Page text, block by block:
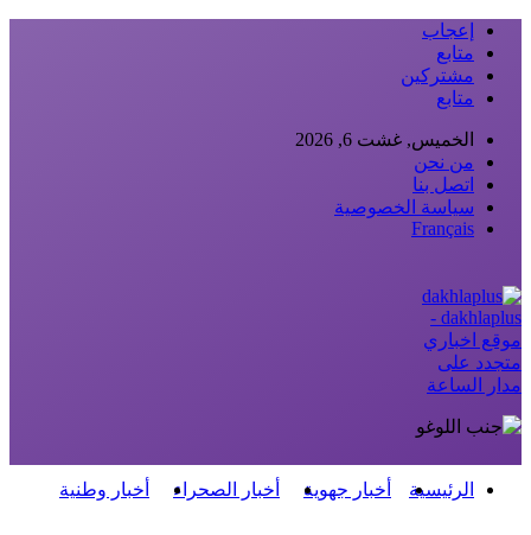
إعجاب
متابع
مشتركين
متابع
الخميس, غشت 6, 2026
من نحن
اتصل بنا
سياسة الخصوصية
Français
dakhlaplus -
موقع اخباري
متجدد على
مدار الساعة
الرئيسية أخبار جهوية أخبار الصحراء أخبار وطنية